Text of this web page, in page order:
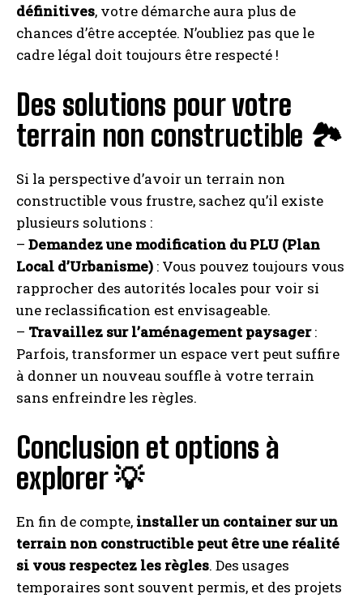
définitives, votre démarche aura plus de
chances d’être acceptée. N’oubliez pas que le
cadre légal doit toujours être respecté !
Des solutions pour votre
terrain non constructible 🏞️
Si la perspective d’avoir un terrain non
constructible vous frustre, sachez qu’il existe
plusieurs solutions :
– Demandez une modification du PLU (Plan
Local d’Urbanisme) : Vous pouvez toujours vous
rapprocher des autorités locales pour voir si
une reclassification est envisageable.
– Travaillez sur l’aménagement paysager:
Parfois, transformer un espace vert peut suffire
à donner un nouveau souffle à votre terrain
sans enfreindre les règles.
Conclusion et options à
explorer 💡
En fin de compte, installer un container sur un
terrain non constructible peut être une réalité
si vous respectez les règles. Des usages
temporaires sont souvent permis, et des projets